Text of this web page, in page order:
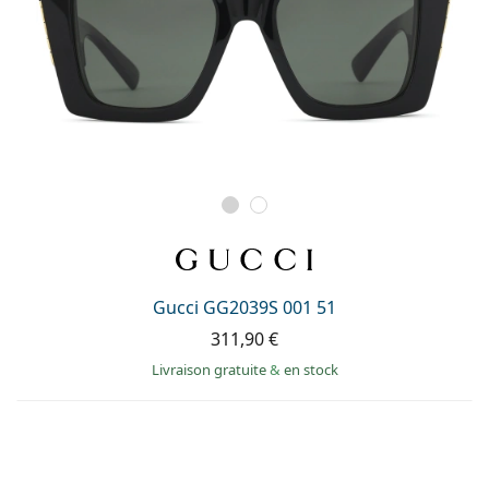
Gucci GG2039S 001 51
311,90 €
Livraison gratuite& en stock